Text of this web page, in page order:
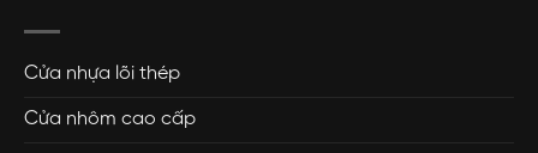
Cửa nhựa lõi thép
Cửa nhôm cao cấp